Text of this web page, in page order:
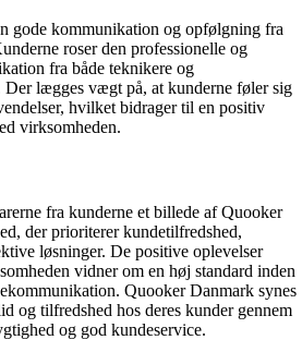
gode kommunikation og opfølgning fra
roser den professionelle og
fra både teknikere og
Der lægges vægt på, at kunderne føler sig
hvilket bidrager til en positiv
virksomheden.
fra kunderne et billede af Quooker
der prioriterer kundetilfredshed,
løsninger. De positive oplevelser
vidner om en høj standard inden
Quooker Danmark synes
og tilfredshed hos deres kunder gennem
og god kundeservice.